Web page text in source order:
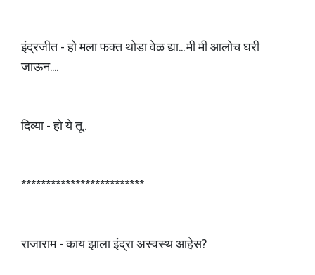
इंद्रजीत - हो मला फक्त थोडा वेळ द्या... मी मी आलोच घरी
जाऊन....
दिव्या - हो ये तू..
*************************
राजाराम - काय झाला इंद्रा अस्वस्थ आहेस?